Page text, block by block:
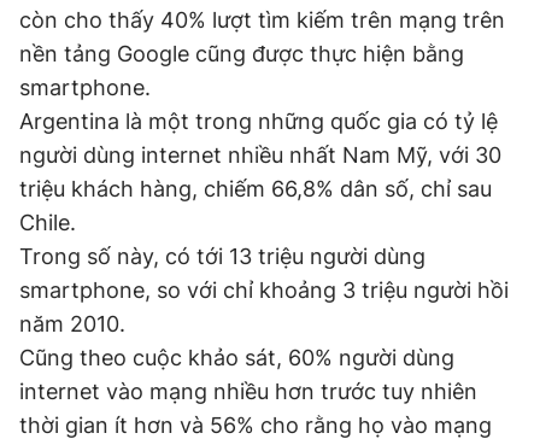
còn cho thấy 40% lượt tìm kiếm trên mạng trên
nền tảng Google cũng được thực hiện bằng
smartphone.
Argentina là một trong những quốc gia có tỷ lệ
người dùng internet nhiều nhất Nam Mỹ, với 30
triệu khách hàng, chiếm 66,8% dân số, chỉ sau
Chile.
Trong số này, có tới 13 triệu người dùng
smartphone, so với chỉ khoảng 3 triệu người hồi
năm 2010.
Cũng theo cuộc khảo sát, 60% người dùng
internet vào mạng nhiều hơn trước tuy nhiên
thời gian ít hơn và 56% cho rằng họ vào mạng